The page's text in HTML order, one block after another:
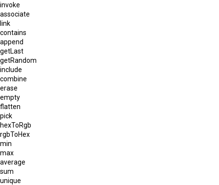
invoke
associate
link
contains
append
getLast
getRandom
include
combine
erase
empty
flatten
pick
hexToRgb
rgbToHex
min
max
average
sum
unique